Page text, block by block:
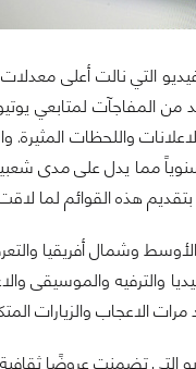
شريط يوتيوب) وقد أظهرت نتائج عام
وشمال أفريقيا
والترفيه والموسيقى
الاعجاب والزيارات
التي تضمنت عروضًا ثقافية